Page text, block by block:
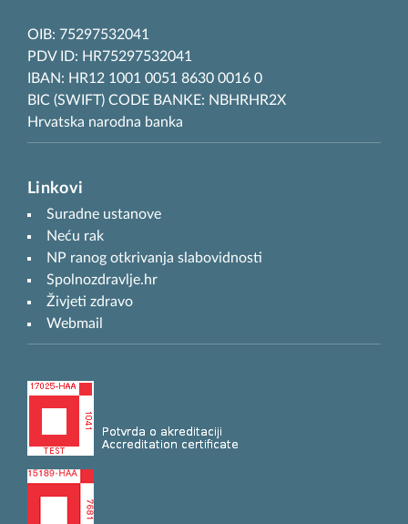
OIB: 75297532041
PDV ID: HR75297532041
IBAN: HR12 1001 0051 8630 0016 0
BIC (SWIFT) CODE BANKE: NBHRHR2X
Hrvatska narodna banka
Linkovi
Suradne ustanove
Neću rak
NP ranog otkrivanja slabovidnosti
Spolnozdravlje.hr
Živjeti zdravo
Webmail